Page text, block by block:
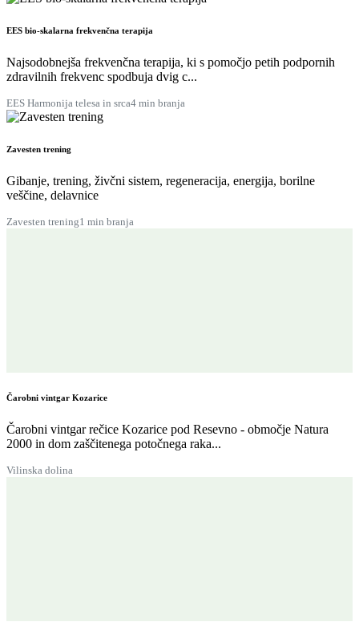
EES bio-skalarna frekvenčna terapija
Najsodobnejša frekvenčna terapija, ki s pomočjo petih podpornih
zdravilnih frekvenc spodbuja dvig c...
EES Harmonija telesa in srca4 min branja
Zavesten trening
Gibanje, trening, živčni sistem, regeneracija, energija, borilne
veščine, delavnice
Zavesten trening1 min branja
Čarobni vintgar Kozarice
Čarobni vintgar rečice Kozarice pod Resevno - območje Natura
2000 in dom zaščitenega potočnega raka...
Vilinska dolina